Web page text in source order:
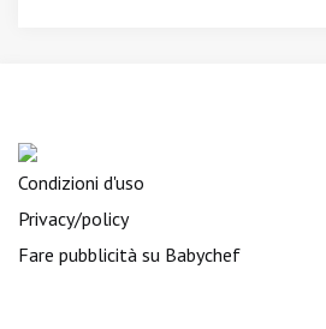
Condizioni d'uso
Privacy/policy
Fare pubblicità su Babychef